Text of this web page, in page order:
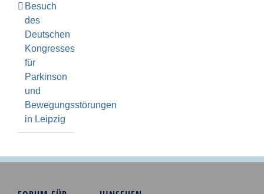
Besuch
des
Deutschen
Kongresses
für
Parkinson
und
Bewegungsstörungen
in Leipzig